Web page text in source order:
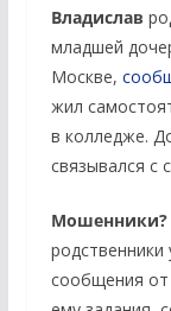
Владислав
младшей
Москве,
жил
в колледже.
связывался с
Мошенники?
родственники
сообщения